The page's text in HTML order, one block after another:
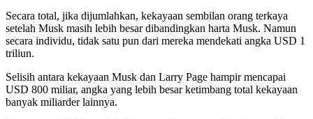
Secara total, jika dijumlahkan, kekayaan sembilan orang terkaya
setelah Musk masih lebih besar dibandingkan harta Musk. Namun
secara individu, tidak satu pun dari mereka mendekati angka USD 1
triliun.
Selisih antara kekayaan Musk dan Larry Page hampir mencapai
USD 800 miliar, angka yang lebih besar ketimbang total kekayaan
banyak miliarder lainnya.